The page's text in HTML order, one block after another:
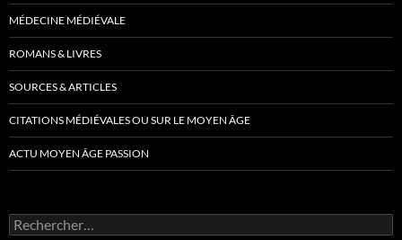
MÉDECINE MÉDIÉVALE
ROMANS & LIVRES
SOURCES & ARTICLES
CITATIONS MÉDIÉVALES OU SUR LE MOYEN ÂGE
ACTU MOYEN ÂGE PASSION
Rechercher :